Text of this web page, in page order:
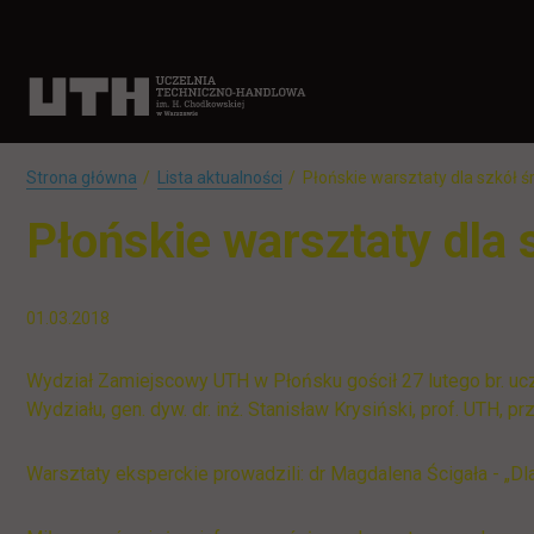
Strona główna Lista aktualności Płońskie warsztaty dla szkół
Płońskie warsztaty dla
01.03.2018
Wydział Zamiejscowy UTH w Płońsku gościł 27 lutego br.
Wydziału, gen. dyw. dr. inż. Stanisław Krysiński, prof. UTH,
Warsztaty eksperckie prowadzili: dr Magdalena Ścigała -